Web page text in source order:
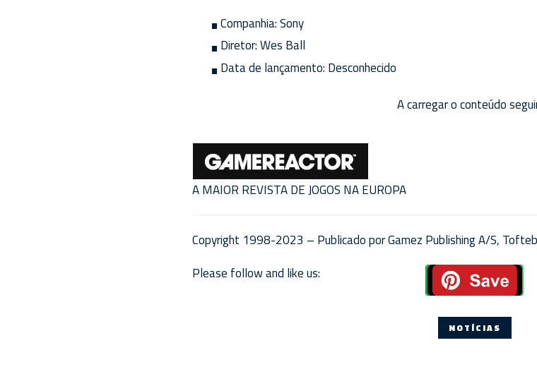
Companhia:Sony
Diretor:Wes Ball
Data de lançamento: Desconhecido
A carregar o conteúdo
A MAIOR REVISTA DE JOGOS NA EUROPA
Copyright 1998-2023 – Publicado por Gamez Publishing A/S,
Please follow and like us:
NOTÍCIAS